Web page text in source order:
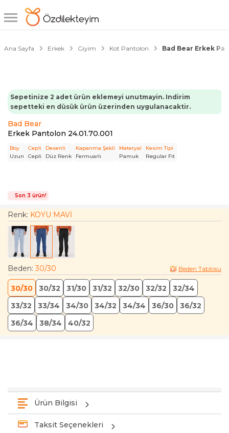
Ana Sayfa Erkek Giyim Kot Pantolon Bad Bear Erkek
Sepetinize 2 adet ürün eklemeyi unutmayin. Indirim
sepetteki en düsük ürün üzerinden uygulanacaktir.
Bad Bear
Erkek Pantolon 24.01.70.001
Boy
Uzun
Cepli
Cepli
Desenli
Düz Renk
Kapanma Şekli
Fermuarlı
Materyal
Pamuk
Kesim Tipi
Regular Fit
2 Al1 Öde
1/4
Son 3 ürün!
Renk: KOYU MAVİ
Beden:30/30 Beden Tablosu
30/30 30/32 31/30 31/32 32/30 32/32
32/34
33/32
33/34 34/30 34/32 34/34 36/30
36/32
36/34
38/34 40/32
Ürün Bilgisi
Taksit Seçenekleri